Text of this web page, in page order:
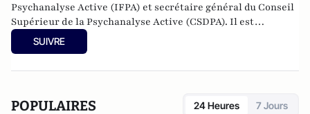
Psychanalyse Active (IFPA) et secrétaire général du Conseil
Supérieur de la Psychanalyse Active (CSDPA). Il est
responsable national de la cellule de soutien psychologique
au sein de l’Œuvre des Pupilles Orphelins des Sapeurs-
SUIVRE
POPULAIRES 24 Heures 7 Jours